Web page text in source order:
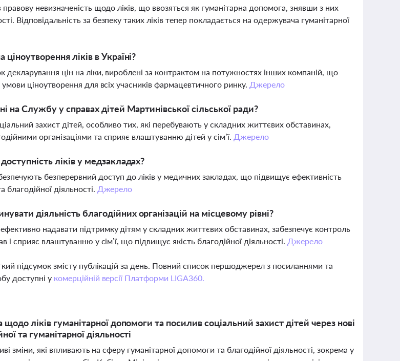
правову невизначеність щодо ліків, що ввозяться як гуманітарна допомога, знявши з них
Відповідальність за безпеку таких ліків тепер покладається на одержувача гуманітарної
ліків в Україні?
декларування цін на ліки, вироблені за контрактом на потужностях інших компаній, що
умови ціноутворення для всіх учасників фармацевтичного ринку. Джерело
на Службу у справах дітей Мартинівської сільської ради?
захист дітей, особливо тих, які перебувають у складних життєвих обставинах,
організаціями та сприяє влаштуванню дітей у сім’ї. Джерело
ліків у медзакладах?
безперервний доступ до ліків у медичних закладах, що підвищує ефективність
благодійної діяльності. Джерело
діяльність благодійних організацій на місцевому рівні?
надавати підтримку дітям у складних життєвих обставинах, забезпечує контроль
і сприяє влаштуванню у сім’ї, що підвищує якість благодійної діяльності. Джерело
підсумок змісту публікацій за день. Повний список першоджерел з посиланнями та
доступні у комерційній версії Платформи LIGA360.
ліків гуманітарної допомоги та посилив соціальний захист дітей через нові
та гуманітарної діяльності
зміни, які впливають на сферу гуманітарної допомоги та благодійної діяльності, зокрема у